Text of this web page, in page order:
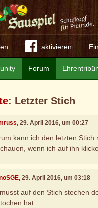
aktivieren
Forum
: Letzter Stich
, 29. April 2016, um 00:27
kann ich den letzten Stich
wenn ich auf ihn
, 29. April 2016, um 03:18
auf den Stich stechen
hat.